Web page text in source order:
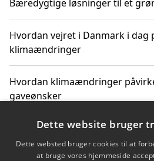
Bæredygtige løsninger til et
Hvordan vejret i Danmark i dag
klimaændringer
Hvordan klimaændringer
gaveønsker
Copyright 2026 -
Dette website bruger
Dette websted bruger cookies til at
at bruge vores hjemmeside